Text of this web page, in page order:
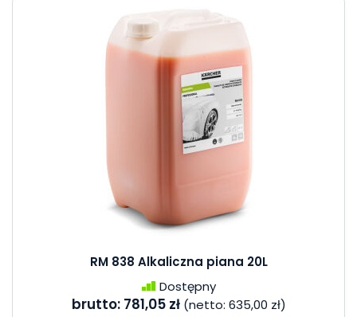
RM 838 Alkaliczna piana 20L
Dostępny
brutto: 781,05 zł (netto: 635,00 zł)